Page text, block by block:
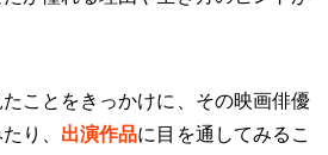
ことをきっかけに、その映画俳優
り、 出演作品に目を通してみるこ